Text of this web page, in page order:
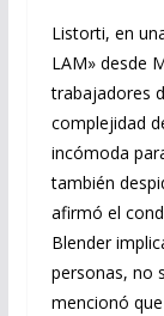
Listorti, en
LAM» desde
trabajadores
complejidad
incómoda
también
afirmó el
Blender
personas, no
mencionó